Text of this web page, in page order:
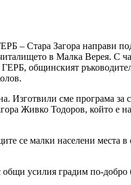
– Стара Загора направи
в Малка Верея. С
общинският
Изготвили сме програма за
Живко Тодоров, който е
се малки населени места
общи усилия градим по-